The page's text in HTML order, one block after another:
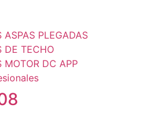
ASPAS PLEGADAS
DE TECHO
MOTOR DC APP